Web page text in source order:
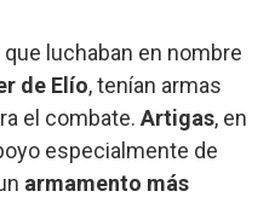
que luchaban en nombre
de Elío, tenían armas
el combate. Artigas, en
especialmente de
armamento más